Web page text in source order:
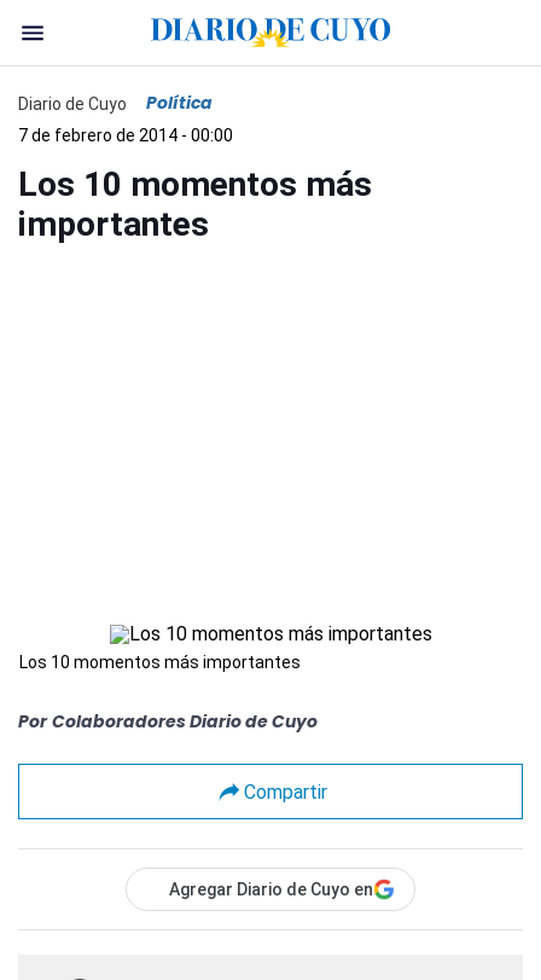
Diario de Cuyo Política
7 de febrero de 2014 - 00:00
Los 10 momentos más
importantes
Los 10 momentos más importantes
Por Colaboradores Diario de Cuyo
Compartir
Agregar Diario de Cuyo en